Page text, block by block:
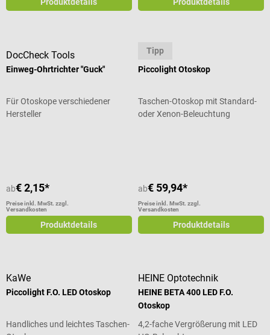
DocCheck Tools
Einweg-Ohrtrichter "Guck"
Für Otoskope verschiedener
Hersteller
ab€ 2,15*
Preise inkl. MwSt. zzgl.
Versandkosten
Produktdetails
Tipp
KaWe
Piccolight Otoskop
Taschen-Otoskop mit Standard-
oder Xenon-Beleuchtung
ab€ 59,94*
Preise inkl. MwSt. zzgl.
Versandkosten
Produktdetails
KaWe
Piccolight F.O. LED Otoskop
Handliches und leichtes Taschen-
HEINE Optotechnik
HEINE BETA 400 LED F.O.
Otoskop
4,2-fache Vergrößerung mit LED